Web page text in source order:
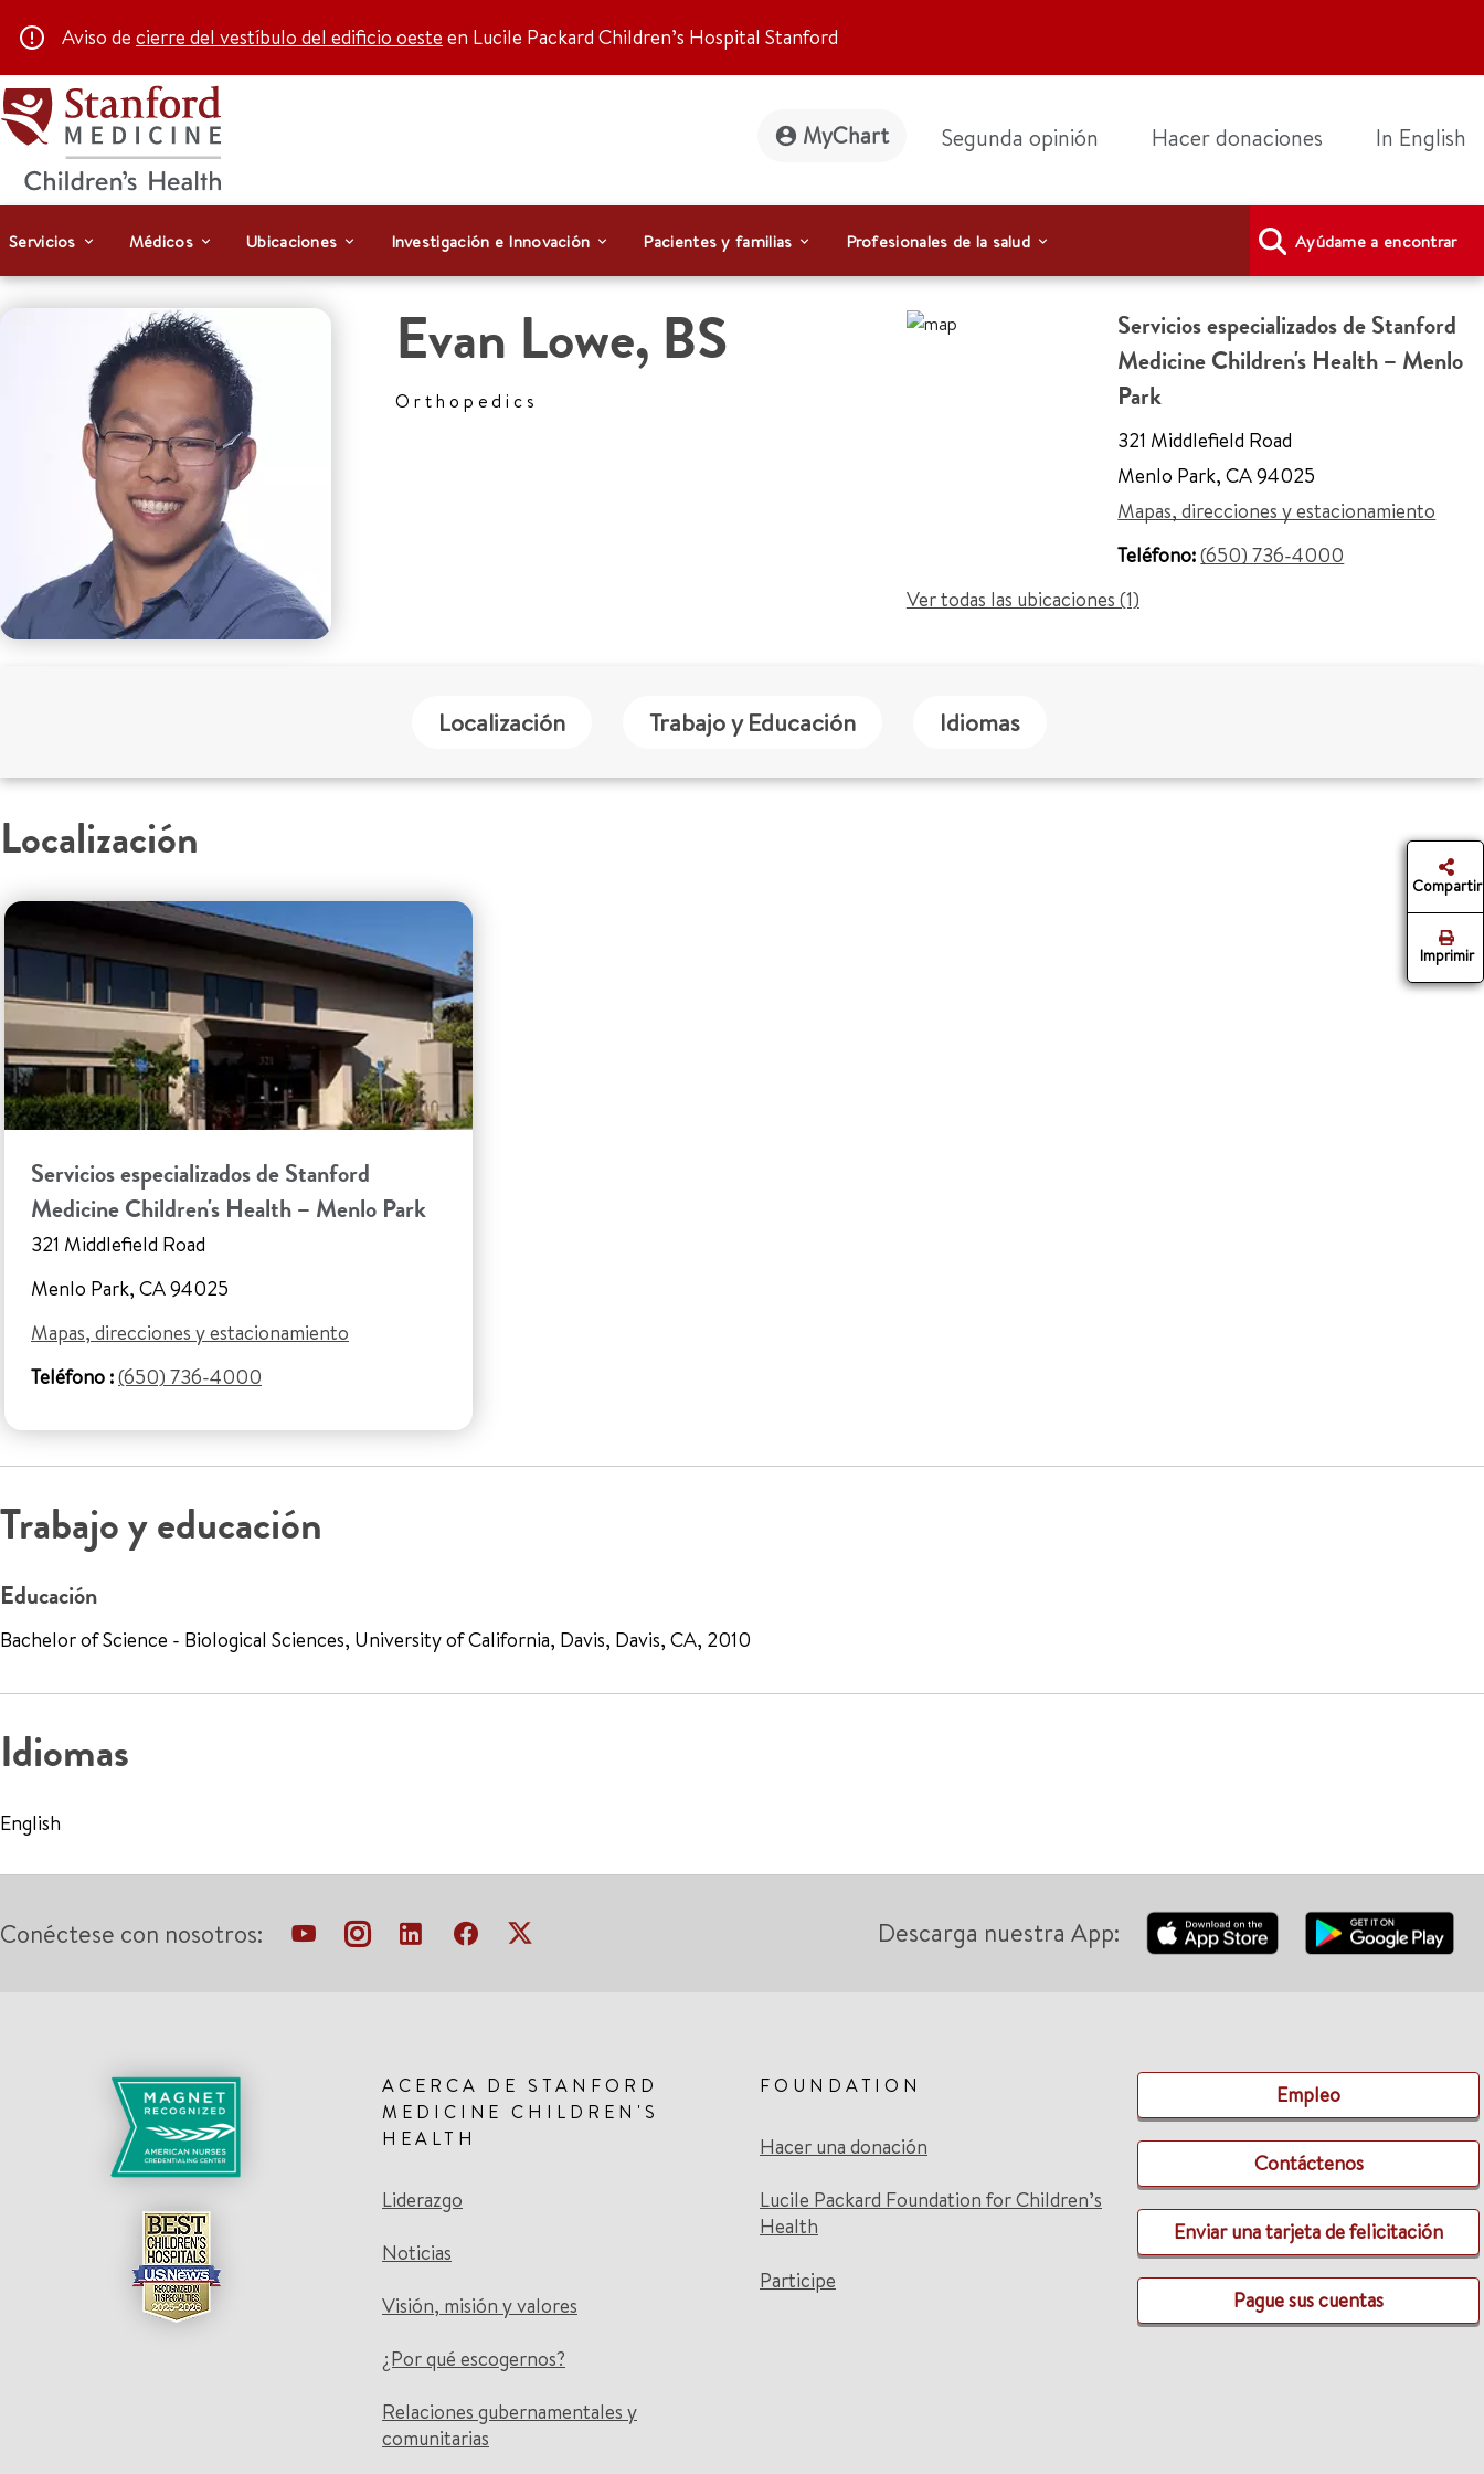
Aviso de cierre del vestíbulo del edificio oeste en Lucile Packard Children’s Hospital Stanford
MyChart Segunda opinión Hacer donaciones In English
Servicios Médicos Ubicaciones Investigación e Innovación Pacientes y familias Profesionales de la salud Ayúdame a encontrar
Evan Lowe, BS
Orthopedics
Servicios especializados de Stanford
Medicine Children's Health – Menlo
Park
321 Middlefield Road
Menlo Park, CA 94025
Mapas, direcciones y estacionamiento
Teléfono:(650) 736-4000
Ver todas las ubicaciones (1)
Localización Trabajo y Educación Idiomas
Localización
Servicios especializados de Stanford
Medicine Children's Health – Menlo Park
321 Middlefield Road
Menlo Park, CA 94025
Mapas, direcciones y estacionamiento
Teléfono :(650) 736-4000
Trabajo y educación
Educación
Bachelor of Science - Biological Sciences, University of California, Davis, Davis, CA, 2010
Idiomas
English
Compartir
Imprimir
Conéctese con nosotros: Descarga nuestra App:
ACERCA DE STANFORD
MEDICINE CHILDREN'S
HEALTH
Liderazgo
Noticias
Visión, misión y valores
¿Por qué escogernos?
Relaciones gubernamentales y
comunitarias
FOUNDATION
Hacer una donación
Lucile Packard Foundation for Children’s
Health
Participe
Empleo
Contáctenos
Enviar una tarjeta de felicitación
Pague sus cuentas